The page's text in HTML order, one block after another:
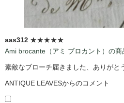
aas312 ★★★★★
Ami brocante（アミ ブロカント）の商
素敵なブローチ届きました、ありがと
ANTIQUE LEAVESからのコメント